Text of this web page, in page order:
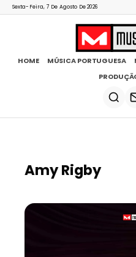
Sexta-Feira, 7 De Agosto De 2026
HOME MÚSICA PORTUGUESA
Amy Rigby